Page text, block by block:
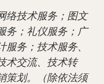
络技术服务；图文
务；礼仪服务；广
务；技术服务、
术交流、技术转
策划。（除依法须